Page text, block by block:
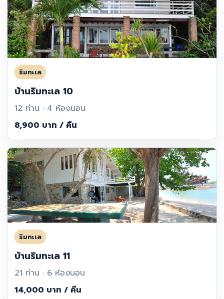
ริมทะเล
บ้านริมทะเล 10
12 ท่าน · 4 ห้องนอน
8,900 บาท / คืน
ริมทะเล
บ้านริมทะเล 11
21 ท่าน · 6 ห้องนอน
14,000 บาท / คืน